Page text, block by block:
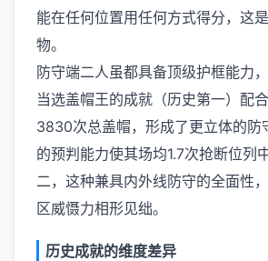
能在任何位置用任何方式得分，这
物。
防守端二人虽都具备顶级护框能力
当选盖帽王的成就（历史第一）配
3830次总盖帽，形成了更立体的防
的预判能力使其场均1.7次抢断位列
二，这种兼具内外线防守的全面性
区威慑力相形见绌。
历史成就的维度差异